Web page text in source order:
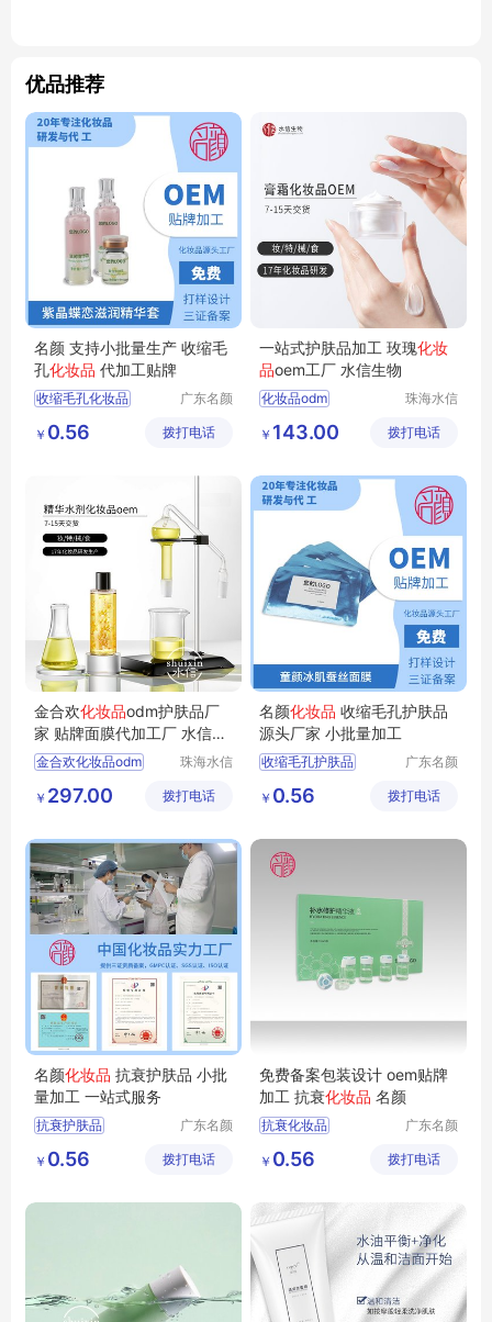
优品推荐
名颜 支持小批量生产 收缩毛
孔化妆品 代加工贴牌
收缩毛孔化妆品
化妆品OEM
广东名颜
限公司
￥ 0.56 拨打电话
一站式护肤品加工 玫瑰化妆
品oem工厂 水信生物
化妆品odm
化妆品研发
水信生物
珠海水信
有限公司
￥ 143.00 拨打电话
金合欢化妆品odm护肤品厂
家 贴牌面膜代加工厂 水信生
物
金合欢化妆品odm
护肤品oem
水信生物
珠海水信
有限公司
￥ 297.00 拨打电话
名颜化妆品 收缩毛孔护肤品
源头厂家 小批量加工
收缩毛孔护肤品
化妆品定制
化妆品加工
广东名颜
限公司
￥ 0.56 拨打电话
名颜化妆品 抗衰护肤品 小批
量加工 一站式服务
抗衰护肤品
化妆品OEM
护肤品定制贴牌
广东名颜
限公司
￥ 0.56 拨打电话
免费备案包装设计 oem贴牌
加工 抗衰化妆品 名颜
抗衰化妆品
化妆品OEM贴牌
护肤品OEM
广东名颜
限公司
￥ 0.56 拨打电话